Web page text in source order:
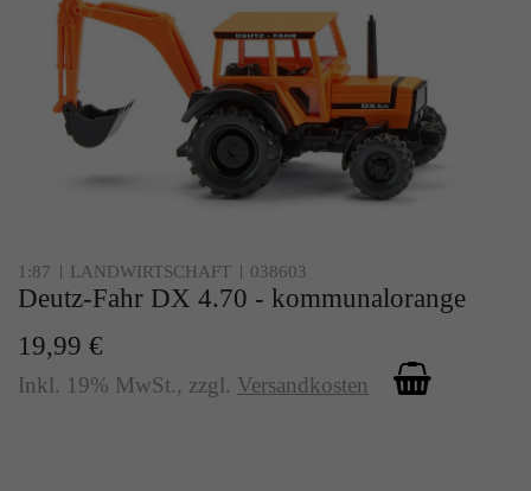
1:87 LANDWIRTSCHAFT 038603
Deutz-Fahr DX 4.70 - kommunalorange
19,99 €
Inkl. 19% MwSt., zzgl. Versandkosten